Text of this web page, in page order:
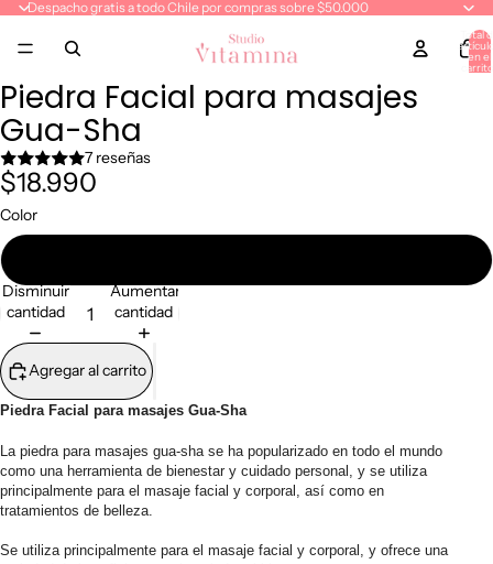
Despacho gratis a todo Chile por compras sobre $50.000
Total
en el
Piedra Facial para masajes
Gua-Sha
7 reseñas
$18.990
Color
Disminuir
cantidad
Aumentar
cantidad
Agregar al carrito
Piedra Facial para masajes Gua-Sha
La piedra para masajes gua-sha se ha popularizado en todo el mundo
como una herramienta de bienestar y cuidado personal, y se utiliza
principalmente para el masaje facial y corporal, así como en
tratamientos de belleza.
Se utiliza principalmente para el masaje facial y corporal, y ofrece una